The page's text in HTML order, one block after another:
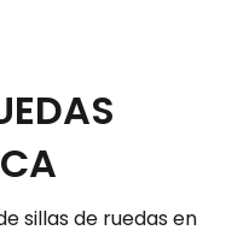
sillas de ruedas en